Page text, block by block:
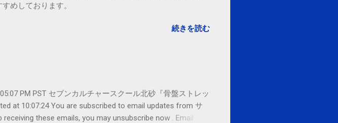
めしております。
続きを読む
PM PST セブンカルチャースクール北砂『骨盤ストレッ
at 10:07:24 You are subscribed to email updates from サ
these emails, you may unsubscribe now . Email